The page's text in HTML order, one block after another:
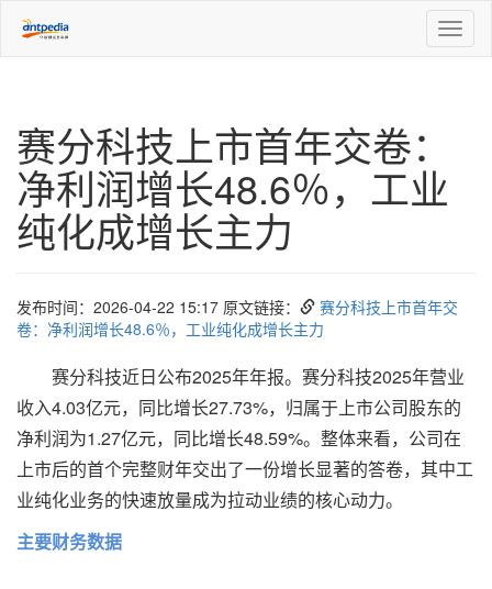
赛分科技上市首年交卷：
净利润增长48.6％，工业
纯化成增长主力
发布时间：2026-04-22 15:17 原文链接：
赛分科技上市首年交
卷：净利润增长48.6％，工业纯化成增长主力
赛分科技近日公布2025年年报。赛分科技2025年营业
收入4.03亿元，同比增长27.73%，归属于上市公司股东的
净利润为1.27亿元，同比增长48.59%。整体来看，公司在
上市后的首个完整财年交出了一份增长显著的答卷，其中工
业纯化业务的快速放量成为拉动业绩的核心动力。
主要财务数据